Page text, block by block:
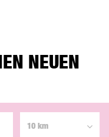
NEUEN
10 km